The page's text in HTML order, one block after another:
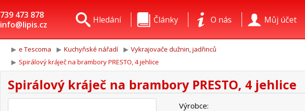
739 473 878
info@lipis.cz
Můj účet
O nás
Články
Hledání
e Tescoma Kuchyňské nářadí
Vykrajovače dužnin, jadřinců
Spirálový kráječ na brambory PRESTO, 4 jehlice
Spirálový kráječ na brambory PRESTO, 4 jehlice
Výrobce: